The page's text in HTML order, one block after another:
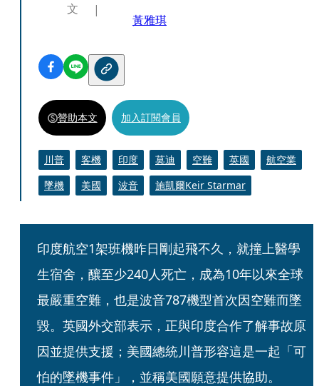
文
黃雅琪
贊助本文 加入訂閱會員
川普 客機 印度 莫迪 空難 英國
航空業
墜機
美國 波音 施凱爾Keir Starmar
印度航空1架班機昨日剛起飛不久，就撞上醫學
生宿舍，釀至少240人死亡，成為10年以來全球
最嚴重空難，也是波音787機型首次因空難而墜
毀。英國外交部表示，正與印度合作了解事故原
因並提供支援；美國總統川普形容這是一起「可
怕的墜機事件」，並稱美國願意提供協助。